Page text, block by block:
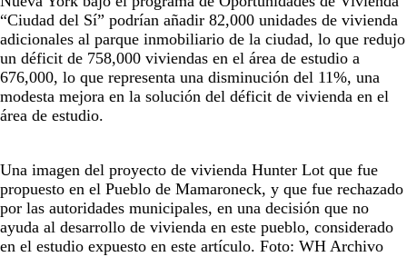
“Ciudad del Sí” podrían añadir 82,000 unidades de vivienda
adicionales al parque inmobiliario de la ciudad, lo que redujo
un déficit de 758,000 viviendas en el área de estudio a
676,000, lo que representa una disminución del 11%, una
modesta mejora en la solución del déficit de vivienda en el
área de estudio.
Una imagen del proyecto de vivienda Hunter Lot que fue
propuesto en el Pueblo de Mamaroneck, y que fue rechazado
por las autoridades municipales, en una decisión que no
ayuda al desarrollo de vivienda en este pueblo, considerado
en el estudio expuesto en este artículo. Foto: WH Archivo